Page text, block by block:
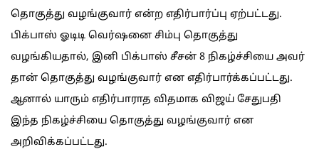
தொகுத்து வழங்குவார் என்ற எதிர்பார்ப்பு ஏற்பட்டது.
பிக்பாஸ் ஓடிடி வெர்ஷனை சிம்பு தொகுத்து
வழங்கியதால், இனி பிக்பாஸ் சீசன் 8 நிகழ்ச்சியை அவர்
தான் தொகுத்து வழங்குவார் என எதிர்பார்க்கப்பட்டது.
ஆனால் யாரும் எதிர்பாராத விதமாக விஜய் சேதுபதி
இந்த நிகழ்ச்சியை தொகுத்து வழங்குவார் என
அறிவிக்கப்பட்டது.